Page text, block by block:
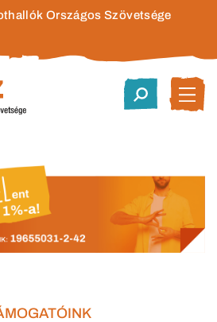
Országos Szövetsége